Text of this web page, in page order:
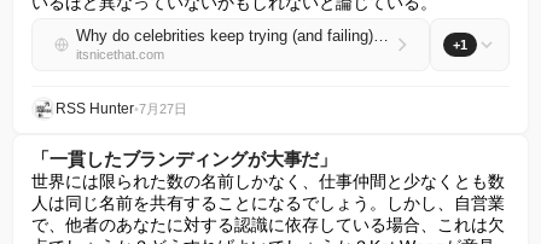
Why do celebrities keep trying (and failing) to become artists? Gary Grimes wades into the debate
itsnicethat.com
+1
RSS Hunter•7月27日
「一貫したブランディングが大事だ」
世界には限られた数の名前しかなく、仕事仲間と少なくとも数
人は同じ名前を共有することになるでしょう。しかし、自営業
で、他者のあなたに対する認識に依存している場合、これは欠